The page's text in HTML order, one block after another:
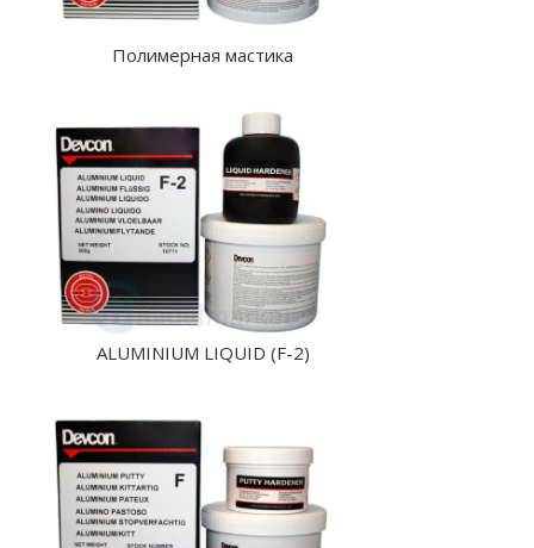
Полимерная мастика
ALUMINIUM LIQUID (F-2)